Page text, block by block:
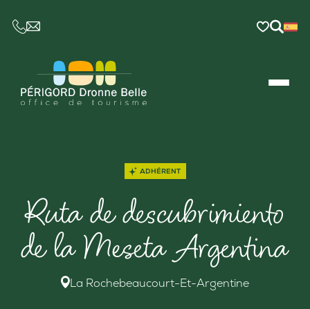
CE LIEN OUVRIRA VOTRE LOGICIEL DE
ADHÉRENT
Ruta de descubrimiento
de la Meseta Argentina
La Rochebeaucourt-Et-Argentine